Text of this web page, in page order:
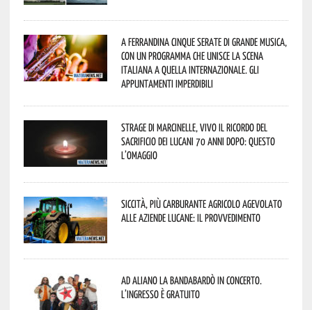
A Ferrandina cinque serate di grande musica,
con un programma che unisce la scena
italiana a quella internazionale. Gli
appuntamenti imperdibili
Strage di Marcinelle, vivo il ricordo del
sacrificio dei lucani 70 anni dopo: questo
l’omaggio
Siccità, più carburante agricolo agevolato
alle aziende lucane: il provvedimento
Ad Aliano la Bandabardò in concerto.
L’ingresso è gratuito